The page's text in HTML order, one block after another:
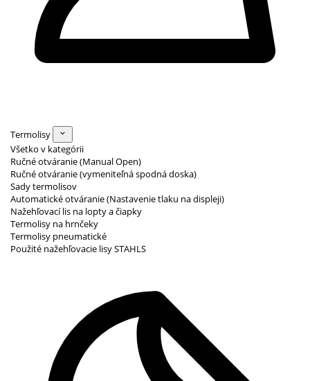
Termolisy
Všetko v kategórii
Ručné otváranie (Manual Open)
Ručné otváranie (vymeniteľná spodná doska)
Sady termolisov
Automatické otváranie (Nastavenie tlaku na displeji)
Nažehľovací lis na lopty a čiapky
Termolisy na hrnčeky
Termolisy pneumatické
Použité nažehľovacie lisy STAHLS